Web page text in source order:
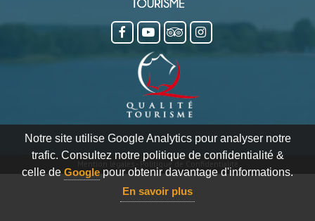
Notre site utilise Google Analytics pour analyser notre
trafic. Consultez notre politique de confidentialité &
celle de Google pour obtenir davantage d'informations.
En savoir plus
Politique de Confidentialité